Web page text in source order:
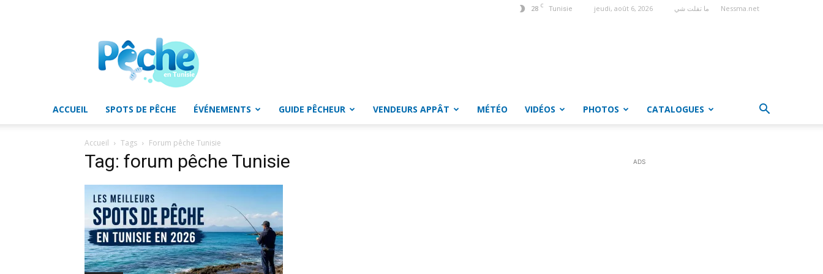
28 C Tunisie jeudi, août 6, 2026 ما تفلت شي Nessma.net
Pêche
en
Tunisie
ACCUEIL SPOTS DE PÊCHE ÉVÉNEMENTS GUIDE PÊCHEUR VENDEURS APPÂT MÉTÉO VIDÉOS PHOTOS CATALOGUES
Accueil Tags Forum pêche Tunisie
Tag: forum pêche Tunisie ADS